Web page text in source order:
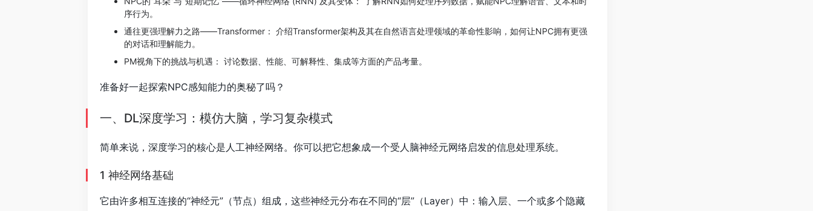
序行为。
通往更强理解力之路——Transformer： 介绍Transformer架构及其在自然语言处理领域的革命性影响，如何让NPC拥有更强
的对话和理解能力。
PM视角下的挑战与机遇： 讨论数据、性能、可解释性、集成等方面的产品考量。
准备好一起探索NPC感知能力的奥秘了吗？
一、DL深度学习：模仿大脑，学习复杂模式
简单来说，深度学习的核心是人工神经网络。你可以把它想象成一个受人脑神经元网络启发的信息处理系统。
1 神经网络基础
它由许多相互连接的“神经元”（节点）组成，这些神经元分布在不同的“层”（Layer）中：输入层、一个或多个隐藏